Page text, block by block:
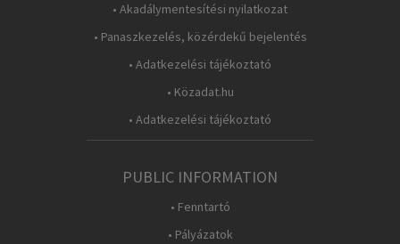
• Akadálymentesítési nyilatkozat
• Panaszkezelés, közérdekű bejelentés
• Adatkezelési tájékoztató
• Közadat.hu
• Adatkezelési tájékoztató
PUBLIC INFORMATION
• Fenntartó
• Pályázatok